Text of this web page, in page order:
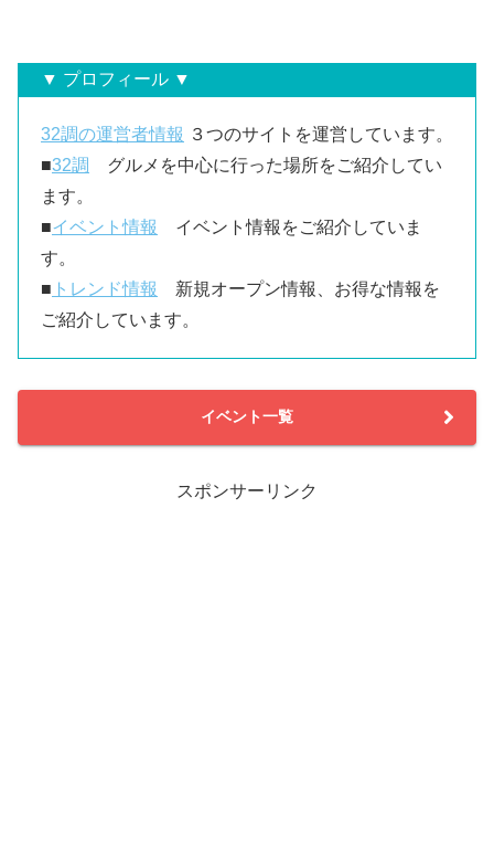
▼ プロフィール ▼
32調の運営者情報 ３つのサイトを運営しています。
■32調
グルメを中心に行った場所をご紹介してい
ます。
■イベント情報
イベント情報をご紹介していま
す。
■ トレンド情報
新規オープン情報、お得な情報を
ご紹介しています。
イベント一覧
スポンサーリンク